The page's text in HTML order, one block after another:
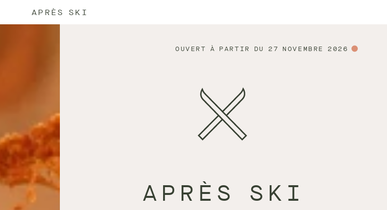
APRÈS SKI
OUVERT À PARTIR DU 27 NOVEMBRE 2026
APRÈS SKI